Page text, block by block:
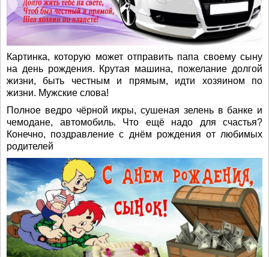
Картинка, которую может отправить папа своему сыну
на день рождения. Крутая машина, пожелание долгой
жизни, быть честным и прямым, идти хозяином по
жизни. Мужские слова!
Полное ведро чёрной икры, сушеная зелень в банке и
чемодане, автомобиль. Что ещё надо для счастья?
Конечно, поздравление с днём рождения от любимых
родителей